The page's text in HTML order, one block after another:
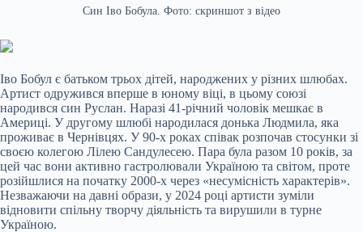
Син Іво Бобула. Фото: скриншот з відео
Іво Бобул є батьком трьох дітей, народжених у різних шлюбах.
Артист одружився вперше в юному віці, в цьому союзі
народився син Руслан. Наразі 41-річний чоловік мешкає в
Америці. У другому шлюбі народилася донька Людмила, яка
проживає в Чернівцях. У 90-х роках співак розпочав стосунки зі
своєю колегою Лілею Сандулесею. Пара була разом 10 років, за
цей час вони активно гастролювали Україною та світом, проте
розійшлися на початку 2000-х через «несумісність характерів».
Незважаючи на давні образи, у 2024 році артисти зуміли
відновити спільну творчу діяльність та вирушили в турне
Україною.